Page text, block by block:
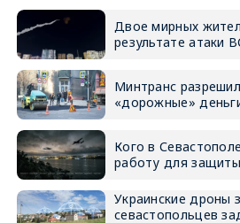
Двое мирных
результате атаки
Минтранс
«дорожные»
Кого в
работу для
Украинские дроны
севастопольцев